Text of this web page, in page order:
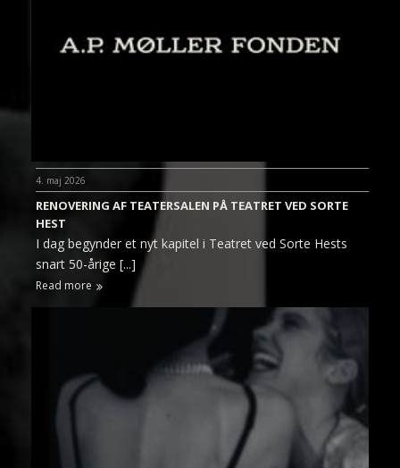
4. maj 2026
RENOVERING AF TEATERSALEN PÅ TEATRET VED SORTE
HEST
I dag begynder et nyt kapitel i Teatret ved Sorte Hests
snart 50-årige [...]
Read more